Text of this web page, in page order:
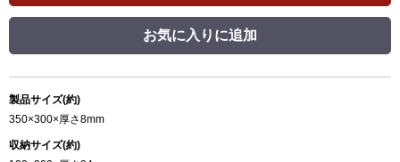
お気に入りに追加
製品サイズ(約)
350×300×厚さ8mm
収納サイズ(約)